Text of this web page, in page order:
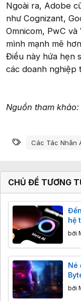
Ngoài ra, Adobe
như Cognizant,
Omnicom, PwC
mình mạnh mẽ
Điều này hứa hẹn
các doanh nghiệp
Nguồn tham
Từ khóa
Các Tác Nhân
CHỦ ĐỀ TƯƠNG
hệ
thử
bởi
Né
mô
bởi